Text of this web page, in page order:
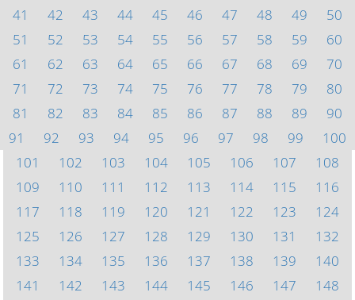
41
42 43 44 45 46 47 48 49
50
51
52 53 54 55 56 57 58 59
60
61
62 63 64 65 66 67 68 69
70
71
72 73 74 75 76 77 78 79
80
81
82 83 84 85 86 87 88 89
90
91
92 93 94 95 96 97 98 99
100
101
102 103 104 105 106 107
108
109
110 111 112 113 114 115
116
117
118 119 120 121 122 123
124
125
126 127 128 129 130 131
132
133
134 135 136 137 138 139
140
141
142 143 144 145 146 147
148